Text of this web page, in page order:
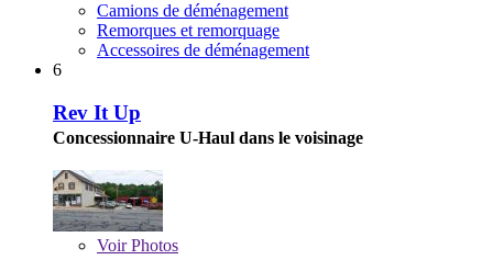
Camions de déménagement
Remorques et remorquage
Accessoires de déménagement
6
Rev It Up
Concessionnaire U-Haul dans le voisinage
VoirPhotos